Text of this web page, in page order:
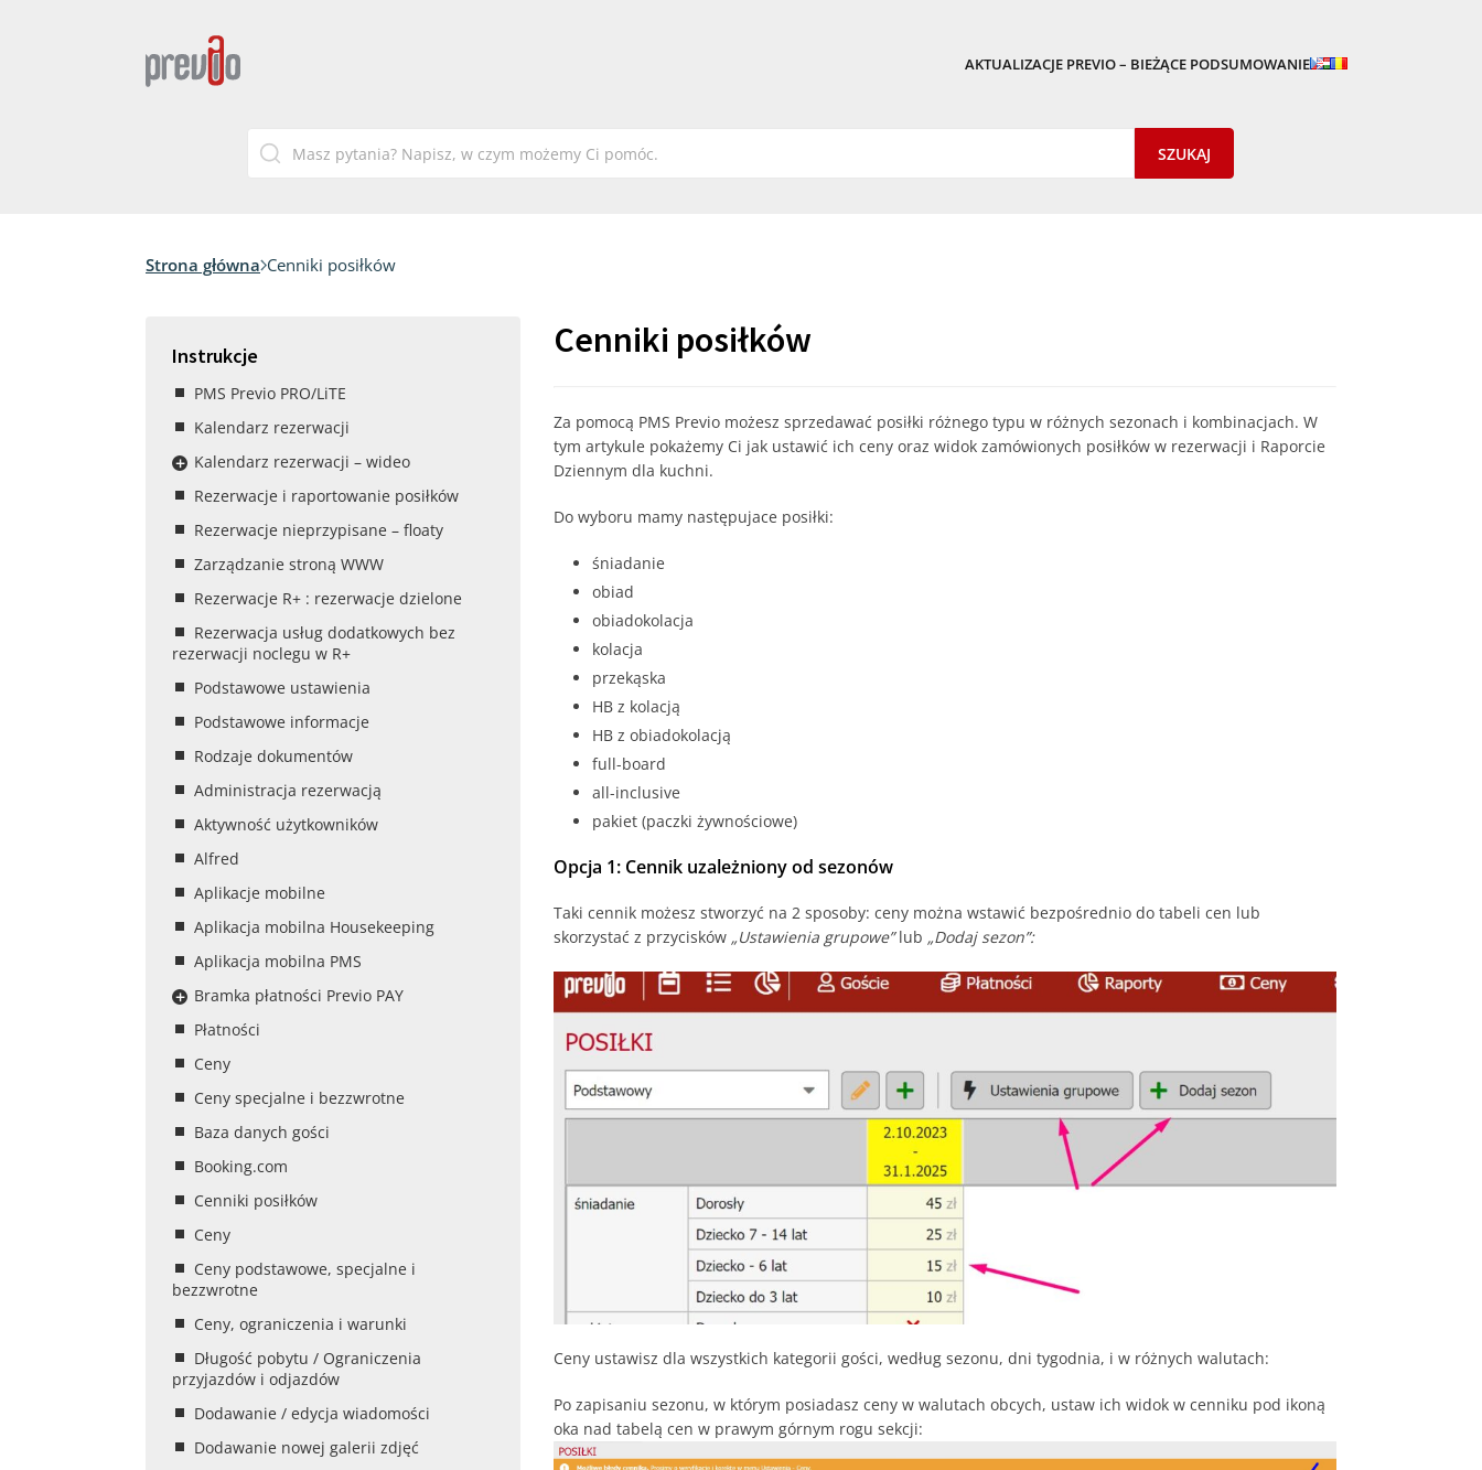
AKTUALIZACJE PREVIO – BIEŻĄCE PODSUMOWANIE
Strona główna Cenniki posiłków
Instrukcje
PMS Previo PRO/LiTE
Kalendarz rezerwacji
Kalendarz rezerwacji – wideo
Rezerwacje i raportowanie posiłków
Rezerwacje nieprzypisane – floaty
Zarządzanie stroną WWW
Rezerwacje R+ : rezerwacje dzielone
Rezerwacja usług dodatkowych bez
rezerwacji noclegu w R+
Podstawowe ustawienia
Podstawowe informacje
Rodzaje dokumentów
Administracja rezerwacją
Aktywność użytkowników
Alfred
Aplikacje mobilne
Aplikacja mobilna Housekeeping
Aplikacja mobilna PMS
Bramka płatności Previo PAY
Płatności
Ceny
Ceny specjalne i bezzwrotne
Baza danych gości
Booking.com
Cenniki posiłków
Ceny
Ceny podstawowe, specjalne i
bezzwrotne
Ceny, ograniczenia i warunki
Długość pobytu / Ograniczenia
przyjazdów i odjazdów
Dodawanie / edycja wiadomości
Dodawanie nowej galerii zdjęć
Cenniki posiłków
Za pomocą PMS Previo możesz sprzedawać posiłki różnego typu w różnych sezonach i kombinacjach. W
tym artykule pokażemy Ci jak ustawić ich ceny oraz widok zamówionych posiłków w rezerwacji i Raporcie
Dziennym dla kuchni.
Do wyboru mamy następujace posiłki:
śniadanie
obiad
obiadokolacja
kolacja
przekąska
HB z kolacją
HB z obiadokolacją
full-board
all-inclusive
pakiet (paczki żywnościowe)
Opcja 1: Cennik uzależniony od sezonów
Taki cennik możesz stworzyć na 2 sposoby: ceny można wstawić bezpośrednio do tabeli cen lub
skorzystać z przycisków „Ustawienia grupowe”lub „Dodaj sezon”:
Ceny ustawisz dla wszystkich kategorii gości, według sezonu, dni tygodnia, i w różnych walutach:
Po zapisaniu sezonu, w którym posiadasz ceny w walutach obcych, ustaw ich widok w cenniku pod ikoną
oka nad tabelą cen w prawym górnym rogu sekcji: